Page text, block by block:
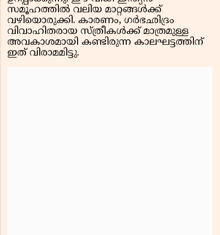
സമൂഹത്തിൽ വലിയ മാറ്റങ്ങൾക്ക്
വഴിയൊരുക്കി. കാരണം, ഗർഭഛിദ്രം
വിവാഹിതരായ സ്ത്രീകൾക്ക് മാത്രമുള്ള
അവകാശമായി കണ്ടിരുന്ന കാലഘട്ടത്തിന്
ഇത് വിരാമമിട്ടു.